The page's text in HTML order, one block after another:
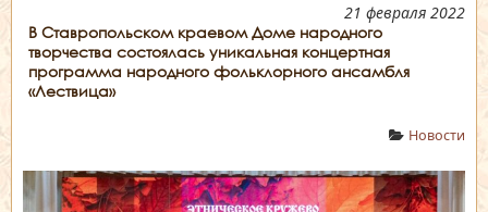
21 февраля 2022
В Ставропольском краевом Доме народного
творчества состоялась уникальная концертная
программа народного фольклорного ансамбля
«Лествица»
Новости